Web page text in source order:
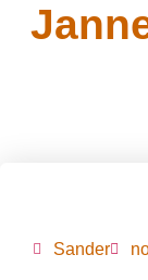
Sander